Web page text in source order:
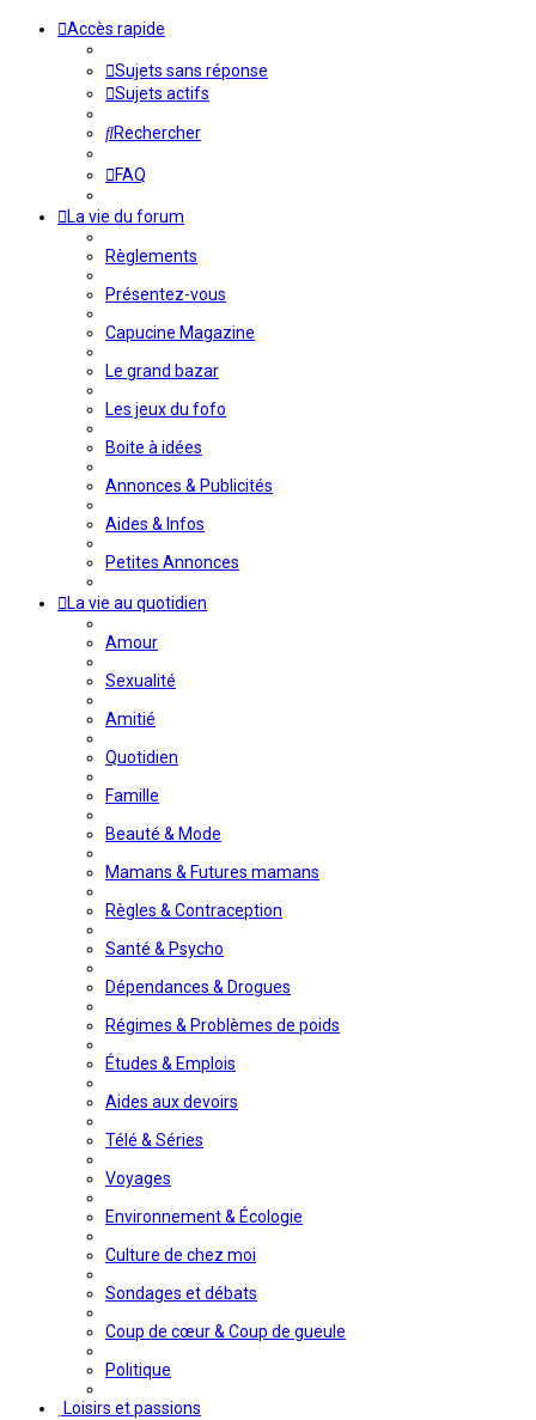
Accès rapide
Sujets sans réponse
Sujets actifs
Rechercher
FAQ
La vie du forum
Règlements
Présentez-vous
Capucine Magazine
Le grand bazar
Les jeux du fofo
Boite à idées
Annonces & Publicités
Aides & Infos
Petites Annonces
La vie au quotidien
Amour
Sexualité
Amitié
Quotidien
Famille
Beauté & Mode
Mamans & Futures mamans
Règles & Contraception
Santé & Psycho
Dépendances & Drogues
Régimes & Problèmes de poids
Études & Emplois
Aides aux devoirs
Télé & Séries
Voyages
Environnement & Écologie
Culture de chez moi
Sondages et débats
Coup de cœur & Coup de gueule
Politique
Loisirs et passions